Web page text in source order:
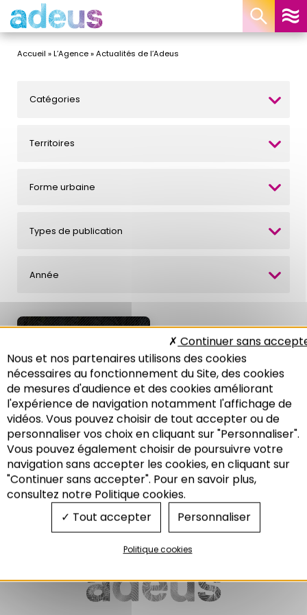
Recherche
Accueil »L’Agence»Actualités de l’Adeus
Catégories
Territoires
Forme urbaine
Types de publication
Année
AMÉNAGEMENT DE
L'ESPACE
Modes de vie et formes
urbaines… une adéquation à
construire ?
08/2017
Aménagement
Panneau de gestion des cookies
Nous et nos partenaires utilisons des cookies
nécessaires au fonctionnement du Site, des cookies
de mesures d'audience et des cookies améliorant
l'expérience de navigation notamment l'affichage de
vidéos. Vous pouvez choisir de tout accepter ou de
personnaliser vos choix en cliquant sur "Personnaliser".
Vous pouvez également choisir de poursuivre votre
navigation sans accepter les cookies, en cliquant sur
"Continuer sans accepter". Pour en savoir plus,
consultez notre Politique cookies.
Tout accepter
Continuer sans
Personnaliser
Politique cookies